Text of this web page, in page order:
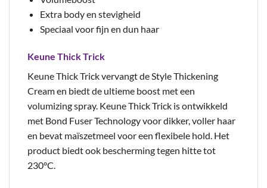
Extra body en stevigheid
Speciaal voor fijn en dun haar
Keune Thick Trick
Keune Thick Trick vervangt de Style Thickening
Cream en biedt de ultieme boost met een
volumizing spray. Keune Thick Trick is ontwikkeld
met Bond Fuser Technology voor dikker, voller haar
en bevat maïszetmeel voor een flexibele hold. Het
product biedt ook bescherming tegen hitte tot
230°C.